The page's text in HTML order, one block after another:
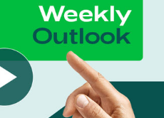
หากคุณต้องการ